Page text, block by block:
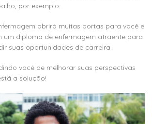
por exemplo.
abrirá muitas portas para você e
um diploma de enfermagem atraente para
suas oportunidades de carreira.
você de melhorar suas perspectivas
a solução!